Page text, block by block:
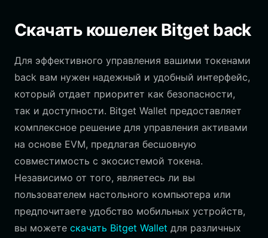
Скачать кошелек Bitget back
Для эффективного управления вашими токенами
back вам нужен надежный и удобный интерфейс,
который отдает приоритет как безопасности,
так и доступности. Bitget Wallet предоставляет
комплексное решение для управления активами
на основе EVM, предлагая бесшовную
совместимость с экосистемой токена.
Независимо от того, являетесь ли вы
пользователем настольного компьютера или
предпочитаете удобство мобильных устройств,
вы можете скачать Bitget Wallet для различных